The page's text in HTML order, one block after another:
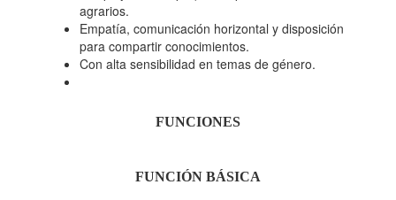
agrarios.
Empatía, comunicación horizontal y disposición
para compartir conocimientos.
Con alta sensibilidad en temas de género.
FUNCIONES
FUNCIÓN BÁSICA